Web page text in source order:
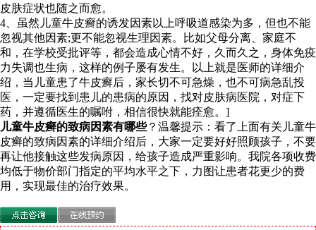
皮肤症状也随之而愈。
4、虽然儿童牛皮癣的诱发因素以上呼吸道感染为多，但也不能
忽视其他因素;更不能忽视生理因素。比如父母分离、家庭不
和，在学校受批评等，都会造成心情不好，久而久之，身体免疫
力失调也生病，这样的例子屡有发生。以上就是医师的详细介
绍，当儿童患了牛皮癣后，家长切不可急燥，也不可病急乱投
医，一定要找到患儿的患病的原因，找对皮肤病医院，对症下
药，并遵循医生的嘱咐，相信很快就能痊愈。]
儿童牛皮癣的致病因素有哪些？温馨提示：看了上面有关儿童牛
皮癣的致病因素的详细介绍后，大家一定要好好照顾孩子，不要
再让他接触这些发病原因，给孩子造成严重影响。我院各项收费
均低于物价部门指定的平均水平之下，力图让患者花更少的费
用，实现最佳的治疗效果。